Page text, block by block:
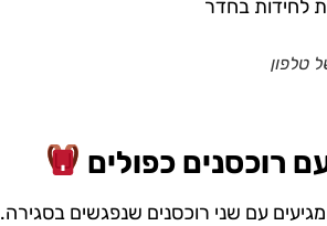
טלפון
עם שני רוכסנים שנפגשים בסגירה.